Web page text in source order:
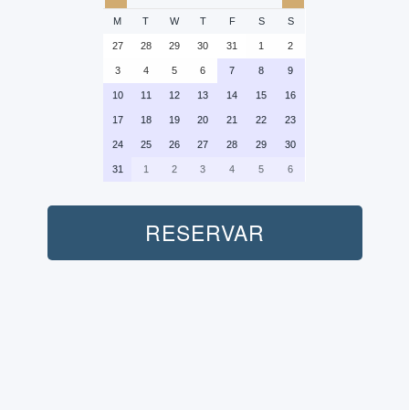
M T W T F S S
27 28 29 30 31 1 2
3 4 5 6 7 8 9
10 11 12 13 14 15 16
17 18 19 20 21 22 23
24 25 26 27 28 29 30
31 1 2 3 4 5 6
RESERVAR